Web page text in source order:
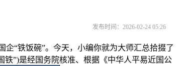
发布时间：2026-02-24 05:26
“铁饭碗”。今天，小编你就为大师汇总拾掇了
”)是经国务院核准、根据《中华人平易近国公